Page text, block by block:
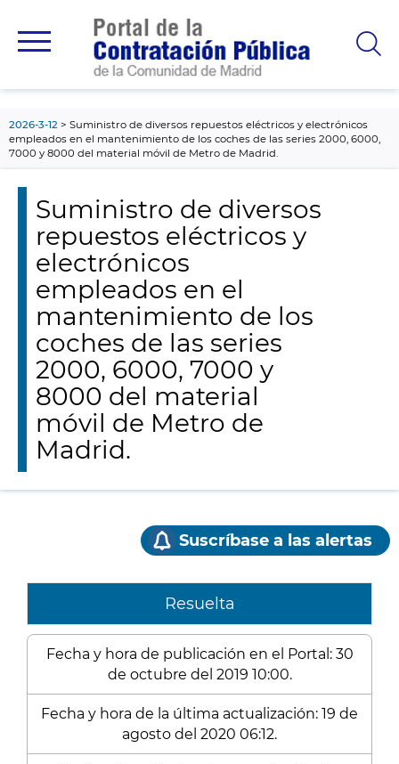
principal
2026-3-12
Suministro de diversos repuestos eléctricos y electrónicos
empleados en el mantenimiento de los coches de las series 2000, 6000,
7000 y 8000 del material móvil de Metro de Madrid.
Suministro de diversos
repuestos eléctricos y
electrónicos
empleados en el
mantenimiento de los
coches de las series
2000, 6000, 7000 y
8000 del material
móvil de Metro de
Madrid.
Suscríbase a las alertas
Resuelta
Fecha y hora de publicación en el Portal: 30
de octubre del 2019 10:00.
Fecha y hora de la última actualización: 19 de
agosto del 2020 06:12.